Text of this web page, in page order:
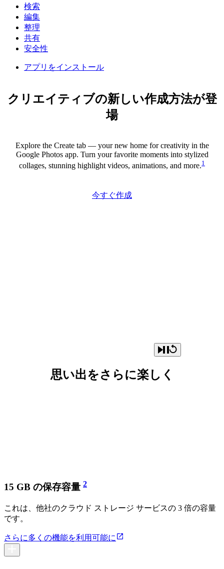
検索
編集
整理
共有
安全性
アプリをインストール
クリエイティブの新しい作成方法が登
場
Explore the Create tab — your new home for creativity in the
Google Photos app. Turn your favorite moments into stylized
collages, stunning highlight videos, animations, and more.1
今すぐ作成
思い出をさらに楽しく
15 GB の保存容量 2
これは、他社のクラウド ストレージ サービスの 3 倍の容量
です。
さらに多くの機能を利用可能に